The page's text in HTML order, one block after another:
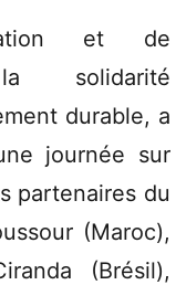
et de
solidarité
durable, a
journée sur
partenaires du
(Maroc),
(Brésil),